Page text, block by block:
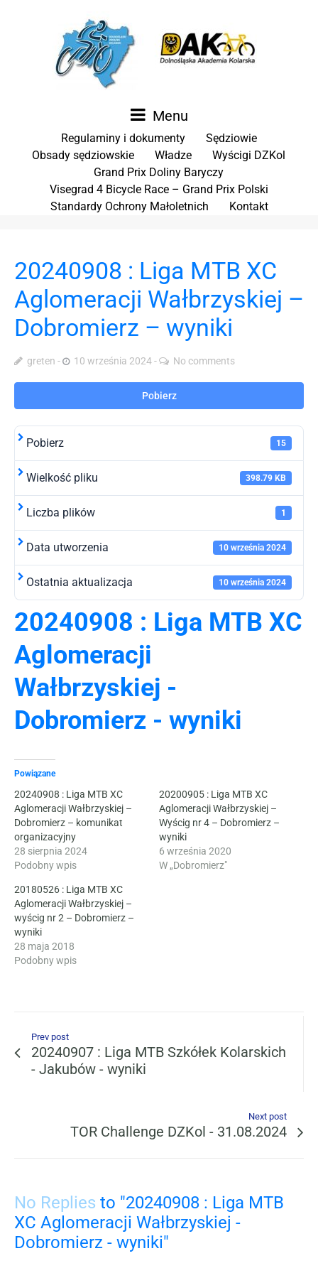
Menu
Regulaminy i dokumenty
Sędziowie
Obsady sędziowskie
Władze
Wyścigi DZKol
Grand Prix Doliny Baryczy
Visegrad 4 Bicycle Race – Grand Prix Polski
Standardy Ochrony Małoletnich
Kontakt
20240908 : Liga MTB XC
Aglomeracji Wałbrzyskiej –
Dobromierz – wyniki
greten 10 września 2024 No comments
Pobierz
Pobierz 15
Wielkość pliku 398.79 KB
Liczba plików 1
Data utworzenia 10 września 2024
Ostatnia aktualizacja 10 września 2024
20240908 : Liga MTB XC
Aglomeracji
Wałbrzyskiej -
Dobromierz - wyniki
Powiązane
20240908 : Liga MTB XC
Aglomeracji Wałbrzyskiej –
Dobromierz – komunikat
organizacyjny
28 sierpnia 2024
Podobny wpis
20200905 : Liga MTB XC
Aglomeracji Wałbrzyskiej –
Wyścig nr 4 – Dobromierz –
wyniki
6 września 2020
W „Dobromierz"
20180526 : Liga MTB XC
Aglomeracji Wałbrzyskiej –
wyścig nr 2 – Dobromierz –
wyniki
28 maja 2018
Podobny wpis
Prev post
20240907 : Liga MTB Szkółek Kolarskich
- Jakubów - wyniki
Next post
TOR Challenge DZKol - 31.08.2024
No Replies to "20240908 : Liga MTB
XC Aglomeracji Wałbrzyskiej -
Dobromierz - wyniki"